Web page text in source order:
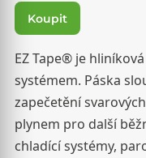
Koupit
EZ Tape® je
systémem. Páska
zapečetění
plynem pro další
chladící systémy,